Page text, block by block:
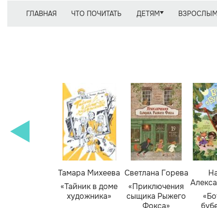
ГЛАВНАЯ ЧТО ПОЧИТАТЬ ДЕТЯМ
Тамара Михеева
«Тайник в доме
художника»
Светлана Горева
«Приключения
сыщика Рыжего
Фокса»